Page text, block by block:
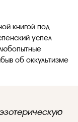
книгой под
успел
об оккультизме